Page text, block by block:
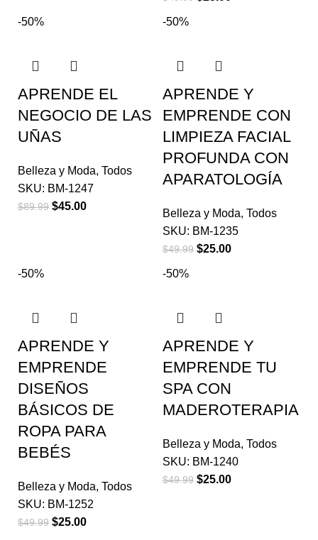
-50%
APRENDE EL
NEGOCIO DE LAS
UÑAS
Belleza y Moda, Todos
SKU: BM-1247
$89.99 $45.00
-50%
APRENDE Y
EMPRENDE CON
LIMPIEZA FACIAL
PROFUNDA CON
APARATOLOGÍA
Belleza y Moda, Todos
SKU: BM-1235
$49.99 $25.00
-50%
APRENDE Y
EMPRENDE
DISEÑOS
BÁSICOS DE
ROPA PARA
BEBÉS
Belleza y Moda, Todos
SKU: BM-1252
$49.99 $25.00
-50%
APRENDE Y
EMPRENDE TU
SPA CON
MADEROTERAPIA
Belleza y Moda, Todos
SKU: BM-1240
$49.99 $25.00